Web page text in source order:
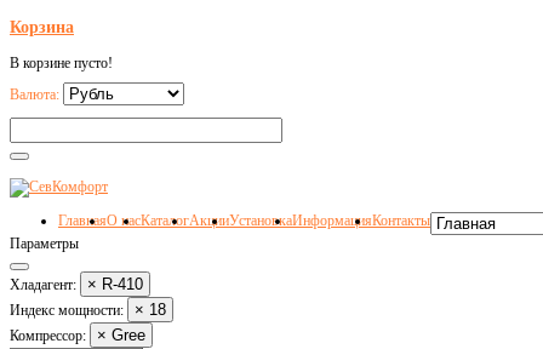
Корзина
В корзине пусто!
Валюта:
ГлавнаяО насКаталогАкцииУстановкаИнформацияКонтакты
Параметры
Хладагент: × R-410
Индекс мощности: × 18
Компрессор:
× Gree